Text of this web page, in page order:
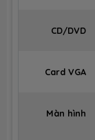
CD/DVD
Card VGA
Màn hình